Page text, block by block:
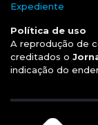
Expediente
Política de uso
A reprodução de
creditados o
indicação do